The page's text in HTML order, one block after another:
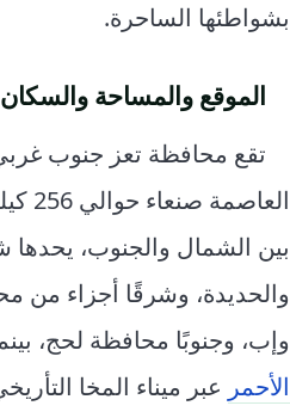
بشواطئها الساحرة.
الموقع والمساحة والسكان
تقع محافظة تعز جنوب
بين الشمال والجنوب، يحدها
والحديدة، وشرقًا أجزاء من
وإب، وجنوبًا محافظة لحج،
الأحمر عبر ميناء المخا